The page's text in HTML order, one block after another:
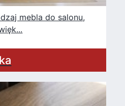
mebla do salonu,